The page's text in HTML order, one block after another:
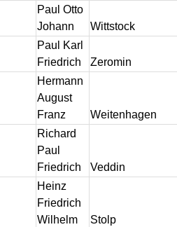
Paul Otto
Johann
Wittstock
Paul Karl
Friedrich
Zeromin
Hermann
August
Franz
Weitenhagen
Richard
Paul
Friedrich
Veddin
Heinz
Friedrich
Wilhelm
Stolp